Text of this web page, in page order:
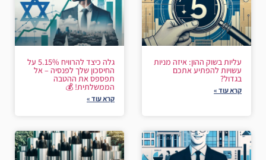
עליות בשוק ההון: איזה מניות
עשויות להפתיע אתכם
בגדול?
קרא עוד »
גלה כיצד להרוויח 5.15% על
החיסכון שלך לפנסיה – אל
תפספס את ההטבה
הממשלתית! 💰
קרא עוד »